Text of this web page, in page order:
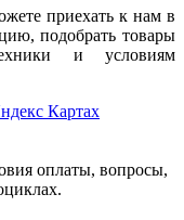
приехать к нам в
подобрать товары
и условиям
Картах
оплаты, вопросы,